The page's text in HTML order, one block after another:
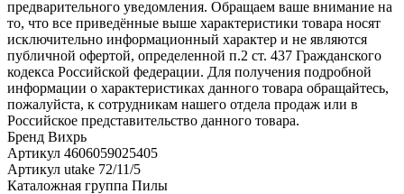
предварительного уведомления. Обращаем ваше внимание на
то, что все приведённые выше характеристики товара носят
исключительно информационный характер и не являются
публичной офертой, определенной п.2 ст. 437 Гражданского
кодекса Российской федерации. Для получения подробной
информации о характеристиках данного товара обращайтесь,
пожалуйста, к сотрудникам нашего отдела продаж или в
Российское представительство данного товара.
Бренд Вихрь
Артикул 4606059025405
Артикул utake 72/11/5
Каталожная группа Пилы